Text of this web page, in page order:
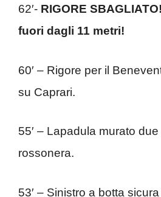
62′- RIGORE
fuori dagli 11 metri!
60′ – Rigore per il
su Caprari.
55′ – Lapadula murato
rossonera.
53′ – Sinistro a botta